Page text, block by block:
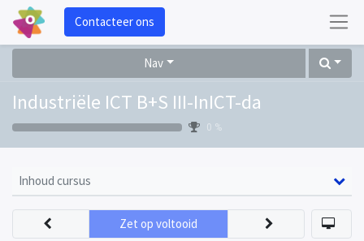
Contacteer ons
Nav
Industriële ICT B+S III-InICT-da
0 %
Inhoud cursus
Zet op voltooid